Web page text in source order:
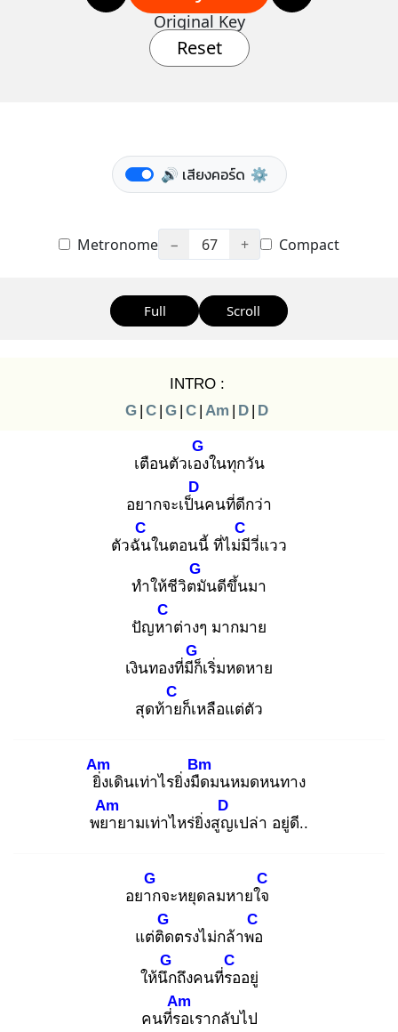
Original Key
Reset
🔊 เสียงคอร์ด ⚙️
Metronome − 67 + Compact
Full Scroll
INTRO :
G | C | G | C | Am | D | D
เตือนตัวเอง
G
ในทุกวัน
อยากจะเป็น
D
คนที่ดีกว่า
ตัวฉัน
C
ในตอนนี้ ที่ไม่มี
C
วี่แวว
ทำให้ชีวิตมั
G
นดีขึ้นมา
ปัญหา
C
ต่างๆ มากมาย
เงินทองที่มีก็
G
เริ่มหดหาย
สุดท้าย
C
ก็เหลือแต่ตัว
ยิ่ง
Am
เดินเท่าไรยิ่งมืด
Bm
มนหมดหนทาง
พยา
Am
ยามเท่าไหร่ยิ่งสูญ
D
เปล่า อยู่ดี..
อยาก
G
จะหยุดลมหายใจ
C
แต่ติด
G
ตรงไม่กล้าพอ
C
ให้นึก
G
ถึงคนที่รอ
C
อยู่
คนที่รอ
Am
เรากลับไป